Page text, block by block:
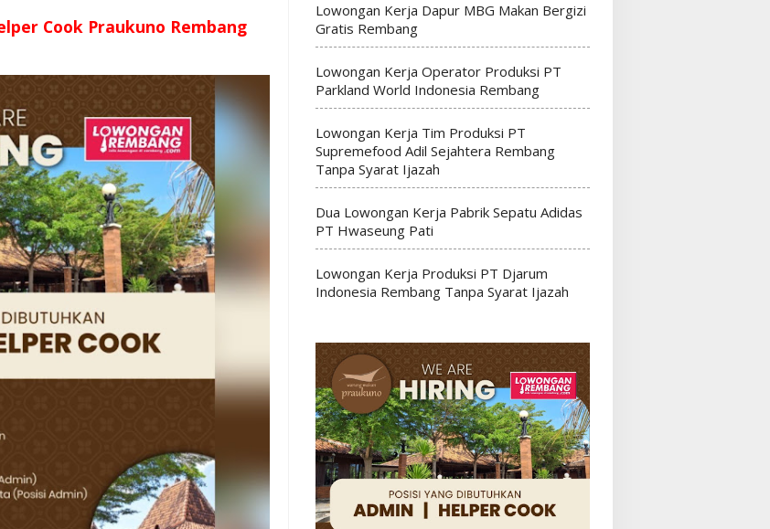
Cook Praukuno Rembang
Lowongan Kerja Dapur MBG Makan Bergizi
Gratis Rembang
Lowongan Kerja Operator Produksi PT
Parkland World Indonesia Rembang
Lowongan Kerja Tim Produksi PT
Supremefood Adil Sejahtera Rembang
Tanpa Syarat Ijazah
Dua Lowongan Kerja Pabrik Sepatu Adidas
PT Hwaseung Pati
Lowongan Kerja Produksi PT Djarum
Indonesia Rembang Tanpa Syarat Ijazah